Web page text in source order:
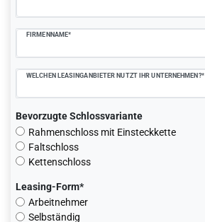
FIRMENNAME*
WELCHEN LEASINGANBIETER NUTZT IHR UNTERNEHMEN?*
Bevorzugte Schlossvariante
Rahmenschloss mit Einsteckkette
Faltschloss
Kettenschloss
Leasing-Form*
Arbeitnehmer
Selbständig